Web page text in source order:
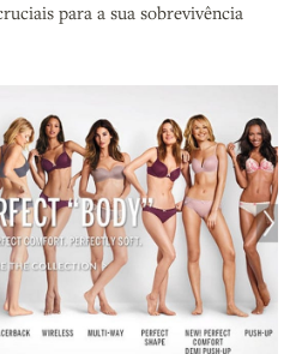
para a sua sobrevivência